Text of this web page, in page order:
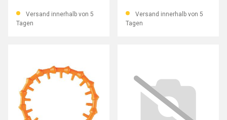
Versand innerhalb von 5
Tagen
Versand innerhalb von 5
Tagen